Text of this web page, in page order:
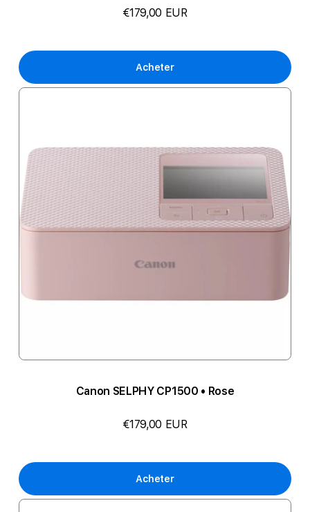
€179,00 EUR
Acheter
Canon SELPHY CP1500 • Rose
€179,00 EUR
Acheter